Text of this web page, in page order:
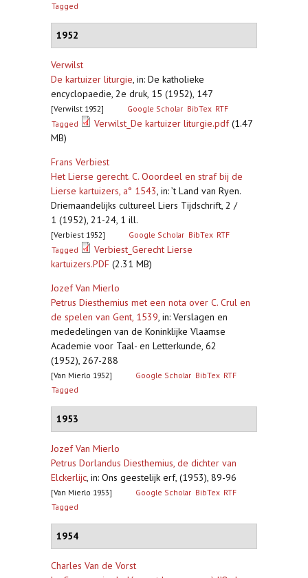
Tagged
1952
Verwilst
De kartuizer liturgie, in: De katholieke
encyclopaedie, 2e druk, 15 (1952), 147
[Verwilst 1952] Google Scholar BibTex RTF
Tagged
Verwilst_De kartuizer liturgie.pdf(1.47
MB)
Frans Verbiest
Het Lierse gerecht. C. Ooordeel en straf bij de
Lierse kartuizers, a° 1543, in: ’t Land van Ryen.
Driemaandelijks cultureel Liers Tijdschrift, 2 /
1 (1952), 21-24, 1 ill.
[Verbiest 1952] Google Scholar BibTex RTF
Tagged
Verbiest_Gerecht Lierse
kartuizers.PDF (2.31 MB)
Jozef Van Mierlo
Petrus Diesthemius met een nota over C. Crul en
de spelen van Gent, 1539, in: Verslagen en
mededelingen van de Koninklijke Vlaamse
Academie voor Taal- en Letterkunde, 62
(1952), 267-288
[Van Mierlo 1952] Google Scholar BibTex RTF
Tagged
1953
Jozef Van Mierlo
Petrus Dorlandus Diesthemius, de dichter van
Elckerlijc, in: Ons geestelijk erf, (1953), 89-96
[Van Mierlo 1953] Google Scholar BibTex RTF
Tagged
1954
Charles Van de Vorst